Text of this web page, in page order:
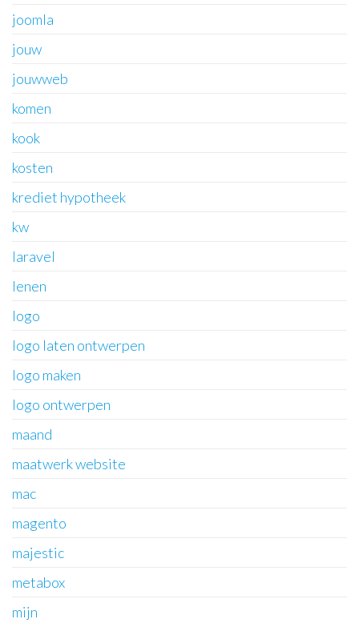
joomla
jouw
jouwweb
komen
kook
kosten
krediet hypotheek
kw
laravel
lenen
logo
logo laten ontwerpen
logo maken
logo ontwerpen
maand
maatwerk website
mac
magento
majestic
metabox
mijn